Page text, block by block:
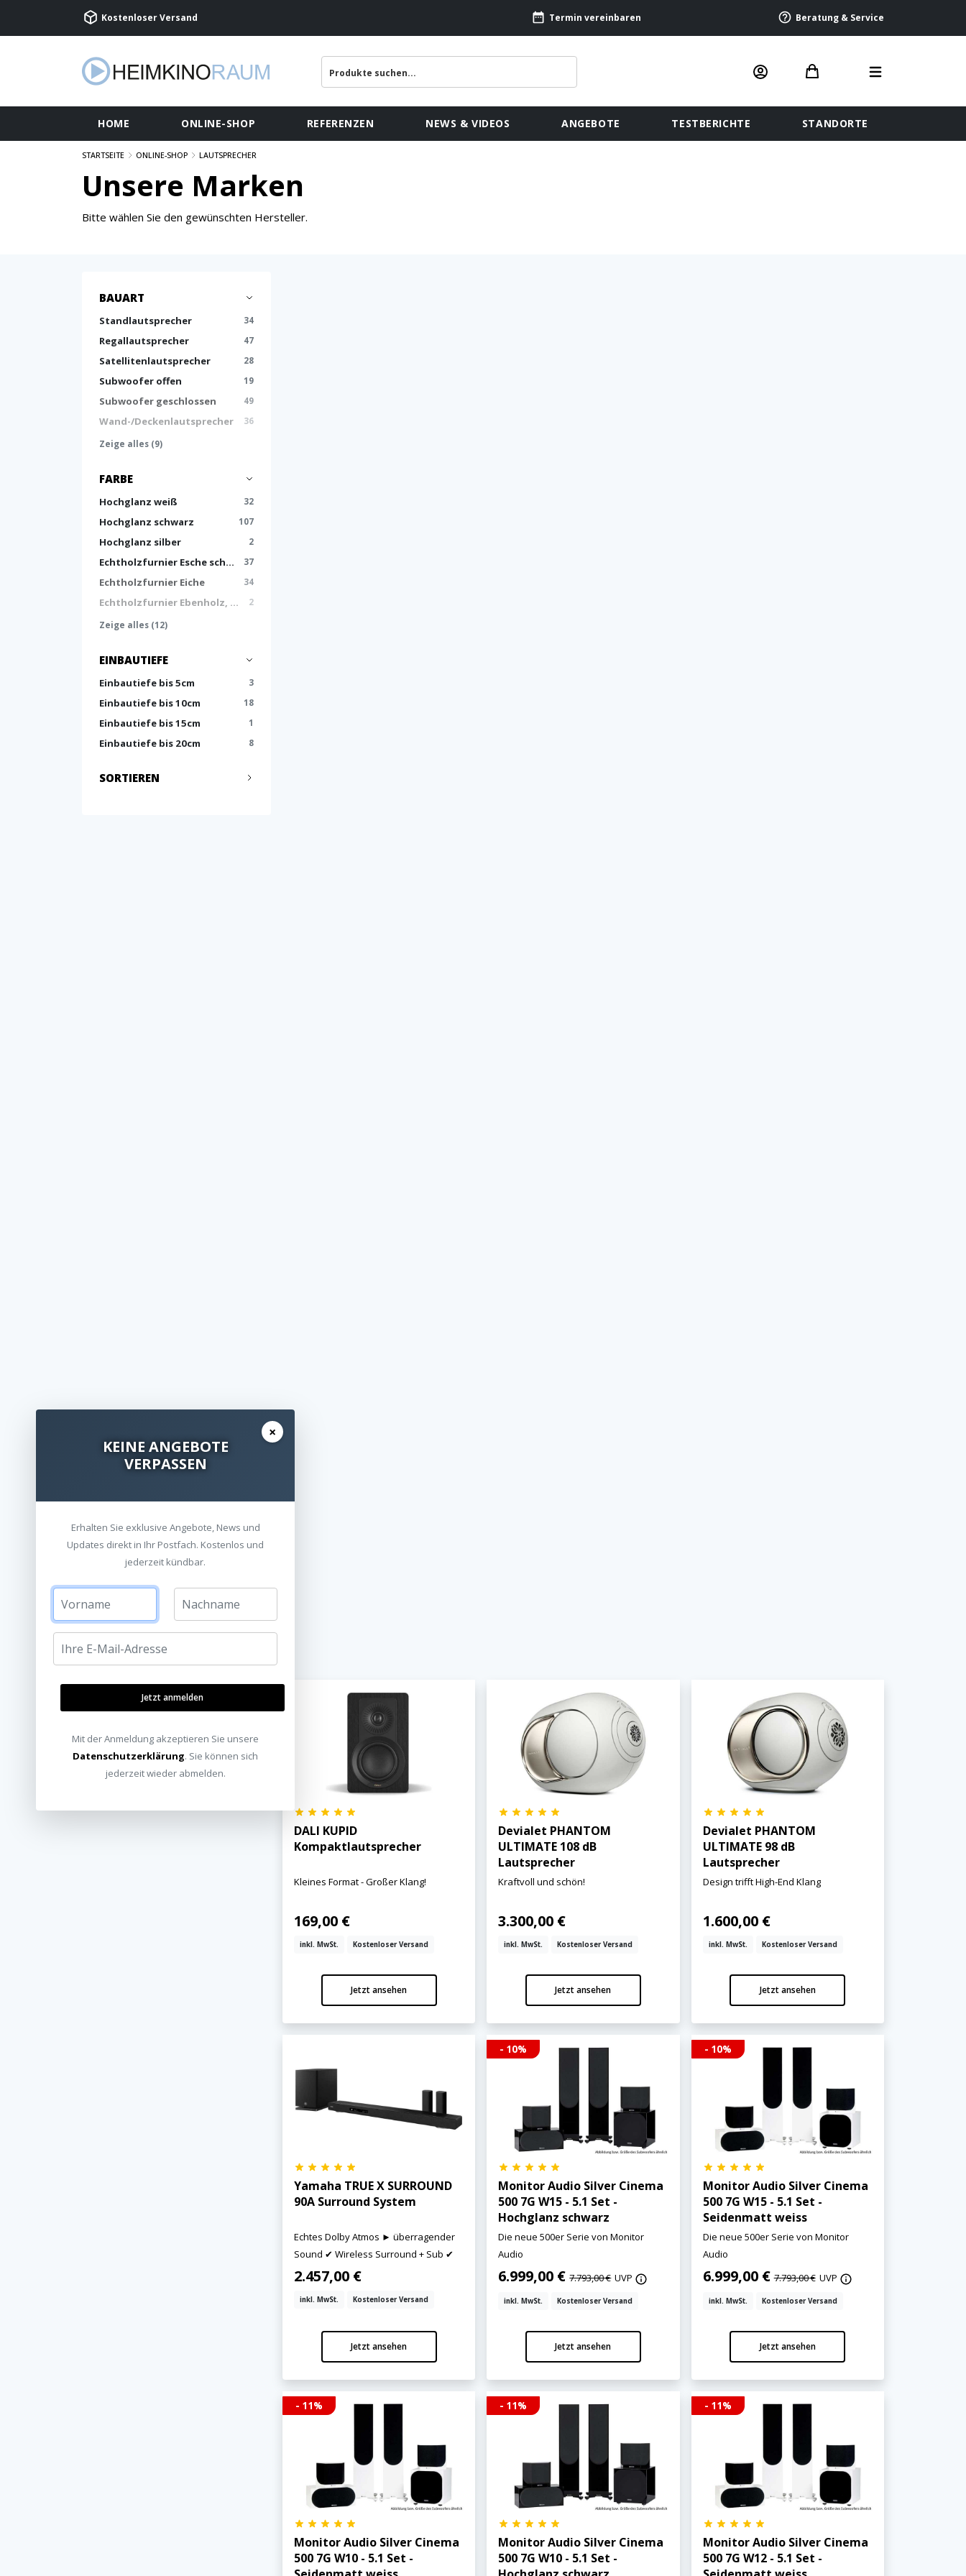
Kostenloser Versand Termin vereinbaren Beratung & Service
HOME ONLINE-SHOP REFERENZEN NEWS & VIDEOS ANGEBOTE TESTBERICHTE STANDORTE
STARTSEITE ONLINE-SHOP LAUTSPRECHER
Unsere Marken
Bitte wählen Sie den gewünschten Hersteller.
BAUART
Standlautsprecher 34
Regallautsprecher 47
Satellitenlautsprecher 28
Subwoofer offen 19
Subwoofer geschlossen 49
Wand-/Deckenlautsprecher 36
Zeige alles (9)
FARBE
Hochglanz weiß 32
Hochglanz schwarz 107
Hochglanz silber 2
Echtholzfurnier Esche schwarz 37
Echtholzfurnier Eiche 34
Echtholzfurnier Ebenholz, Hochglanz 2
Zeige alles (12)
EINBAUTIEFE
Einbautiefe bis 5cm 3
Einbautiefe bis 10cm 18
Einbautiefe bis 15cm 1
Einbautiefe bis 20cm 8
SORTIEREN
DALI KUPID
Kompaktlautsprecher
Kleines Format - Großer Klang!
169,00 €
inkl. MwSt. Kostenloser Versand
Jetzt ansehen
Devialet PHANTOM
ULTIMATE 108 dB
Lautsprecher
Kraftvoll und schön!
3.300,00 €
inkl. MwSt. Kostenloser Versand
Jetzt ansehen
Devialet PHANTOM
ULTIMATE 98 dB
Lautsprecher
Design trifft High-End Klang
1.600,00 €
inkl. MwSt. Kostenloser Versand
Jetzt ansehen
Yamaha TRUE X SURROUND
90A Surround System
Echtes Dolby Atmos ► überragender
Sound ✔ Wireless Surround + Sub ✔
2.457,00 €
inkl. MwSt. Kostenloser Versand
Jetzt ansehen
- 10%
Monitor Audio Silver Cinema
500 7G W15 - 5.1 Set -
Hochglanz schwarz
Die neue 500er Serie von Monitor
Audio
6.999,00 €7.793,00 € UVP
inkl. MwSt. Kostenloser Versand
Jetzt ansehen
- 10%
Monitor Audio Silver Cinema
500 7G W15 - 5.1 Set -
Seidenmatt weiss
Die neue 500er Serie von Monitor
Audio
6.999,00 €7.793,00 € UVP
inkl. MwSt. Kostenloser Versand
Jetzt ansehen
- 11%
Monitor Audio Silver Cinema
500 7G W10 - 5.1 Set -
- 11%
Monitor Audio Silver Cinema
500 7G W10 - 5.1 Set -
- 11%
Monitor Audio Silver Cinema
500 7G W12 - 5.1 Set -
×
KEINE ANGEBOTE
VERPASSEN
Erhalten Sie exklusive Angebote, News und
Updates direkt in Ihr Postfach. Kostenlos und
jederzeit kündbar.
Jetzt anmelden
Mit der Anmeldung akzeptieren Sie unsere
Datenschutzerklärung. Sie können sich
jederzeit wieder abmelden.